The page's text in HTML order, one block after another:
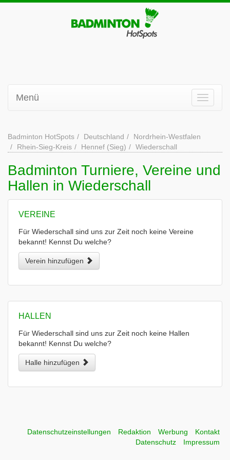
Menü
Badminton HotSpots Deutschland
Nordrhein-Westfalen
Rhein-Sieg-Kreis
Hennef (Sieg) Wiederschall
Badminton Turniere, Vereine und
Hallen in Wiederschall
VEREINE
Für Wiederschall sind uns zur Zeit noch keine Vereine
bekannt! Kennst Du welche?
Verein hinzufügen
HALLEN
Für Wiederschall sind uns zur Zeit noch keine Hallen
bekannt! Kennst Du welche?
Halle hinzufügen
Datenschutzeinstellungen Redaktion Werbung
Kontakt
Datenschutz
Impressum